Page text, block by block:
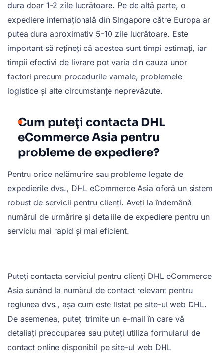
dura doar 1-2 zile lucrătoare. Pe de altă parte, o
expediere internațională din Singapore către Europa ar
putea dura aproximativ 5-10 zile lucrătoare. Este
important să rețineți că acestea sunt timpi estimați, iar
timpii efectivi de livrare pot varia din cauza unor
factori precum procedurile vamale, problemele
logistice și alte circumstanțe neprevăzute.
Cum puteți contacta DHL
eCommerce Asia pentru
probleme de expediere?
Pentru orice nelămurire sau probleme legate de
expedierile dvs., DHL eCommerce Asia oferă un sistem
robust de servicii pentru clienți. Aveți la îndemână
numărul de urmărire și detaliile de expediere pentru un
serviciu mai rapid și mai eficient.
Puteți contacta serviciul pentru clienți DHL eCommerce
Asia sunând la numărul de contact relevant pentru
regiunea dvs., așa cum este listat pe site-ul web DHL.
De asemenea, puteți trimite un e-mail în care vă
detaliați preocuparea sau puteți utiliza formularul de
contact online disponibil pe site-ul web DHL